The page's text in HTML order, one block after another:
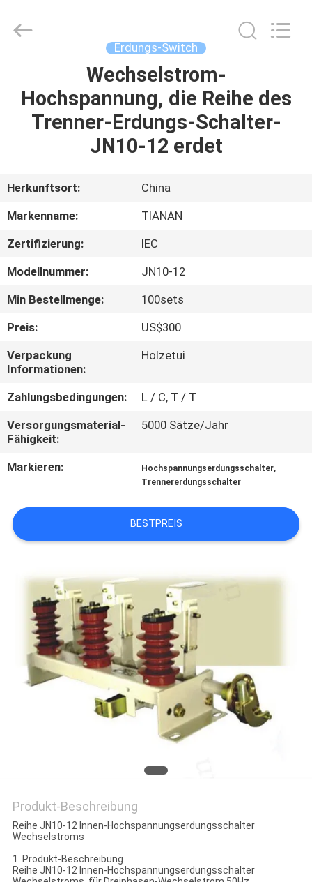
PRODUKTE
SHOW
UNS
FABRIK-
AUSFLUG
QUALITÄTSKONTROLLE
SIE
MIT
IN
VERBINDUNG
NACHRICHTEN
FORDERN
SIE EIN
ZITAT
POLICY
(Group)
Co.,Ltd..
Erdungs-Switch
Wechselstrom-
Hochspannung, die Reihe des
Trenner-Erdungs-Schalter-
JN10-12 erdet
Herkunftsort:
China
Markenname:
TIANAN
Zertifizierung:
IEC
Modellnummer:
JN10-12
Min Bestellmenge:
100sets
Preis:
US$300
Verpackung
Informationen:
Holzetui
Zahlungsbedingungen:
L / C, T / T
Versorgungsmaterial-
Fähigkeit:
5000 Sätze/Jahr
Markieren: Hochspannungserdungsschalter,
Trennererdungsschalter
BESTPREIS
Produkt-Beschreibung
Reihe JN10-12 Innen-Hochspannungserdungsschalter
Wechselstroms
1. Produkt-Beschreibung
Reihe JN10-12 Innen-Hochspannungserdungsschalter